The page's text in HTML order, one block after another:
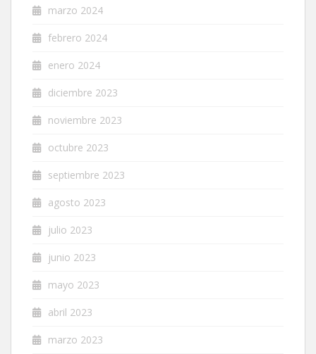
marzo 2024
febrero 2024
enero 2024
diciembre 2023
noviembre 2023
octubre 2023
septiembre 2023
agosto 2023
julio 2023
junio 2023
mayo 2023
abril 2023
marzo 2023